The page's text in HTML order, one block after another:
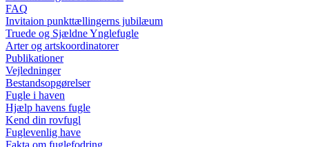
FAQ
Invitaion punkttællingerns jubilæum
Truede og Sjældne Ynglefugle
Arter og artskoordinatorer
Publikationer
Vejledninger
Bestandsopgørelser
Fugle i haven
Hjælp havens fugle
Kend din rovfugl
Fuglevenlig have
Fakta om fuglefodring